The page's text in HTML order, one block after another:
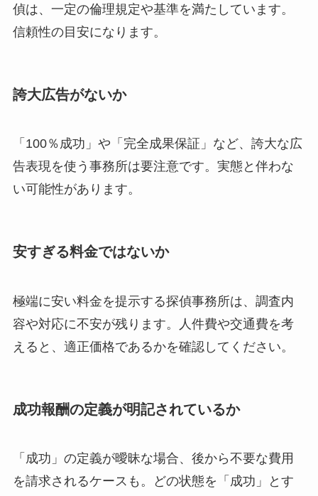
偵は、一定の倫理規定や基準を満たしています。
信頼性の目安になります。
誇大広告がないか
「100％成功」や「完全成果保証」など、誇大な広
告表現を使う事務所は要注意です。実態と伴わな
い可能性があります。
安すぎる料金ではないか
極端に安い料金を提示する探偵事務所は、調査内
容や対応に不安が残ります。人件費や交通費を考
えると、適正価格であるかを確認してください。
成功報酬の定義が明記されているか
「成功」の定義が曖昧な場合、後から不要な費用
を請求されるケースも。どの状態を「成功」とす